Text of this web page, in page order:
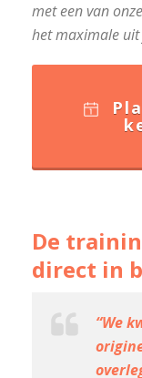
met een van
het maximale
De
direct in
“We